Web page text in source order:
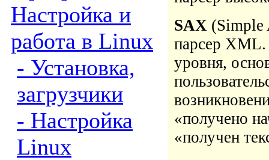
Настройка и
работа в Linux
- Установка,
загрузчики
- Настройка
Linux
SAX
парсер
уровня,
«получено
«получен